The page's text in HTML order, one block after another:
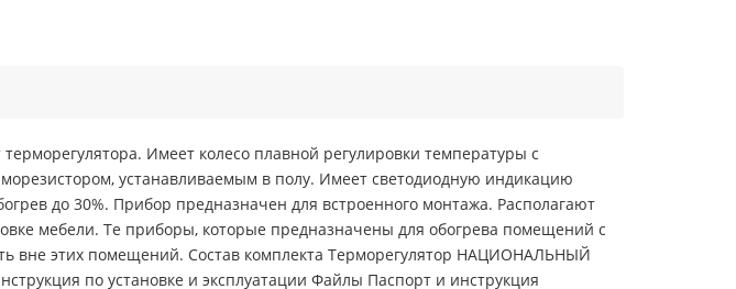
Имеет колесо плавной регулировки температуры с
устанавливаемым в полу. Имеет светодиодную индикацию
до 30%. Прибор предназначен для встроенного монтажа. Располагают
мебели. Те приборы, которые предназначены для обогрева помещений с
вне этих помещений. Состав комплекта Терморегулятор НАЦИОНАЛЬНЫЙ
по установке и эксплуатации Файлы Паспорт и инструкция